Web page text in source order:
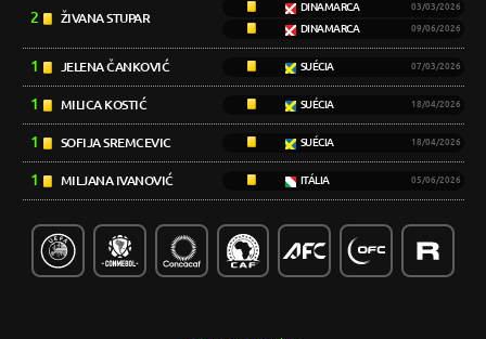
2 ŽIVANA STUPAR
DINAMARCA 03/03/2026
DINAMARCA 09/06/2026
1 JELENA ČANKOVIĆ SUÉCIA 07/03/2026
1 MILICA KOSTIĆ SUÉCIA 18/04/2026
1 SOFIJA SREMCEVIC SUÉCIA 18/04/2026
1 MILJANA IVANOVIĆ ITÁLIA 05/06/2026